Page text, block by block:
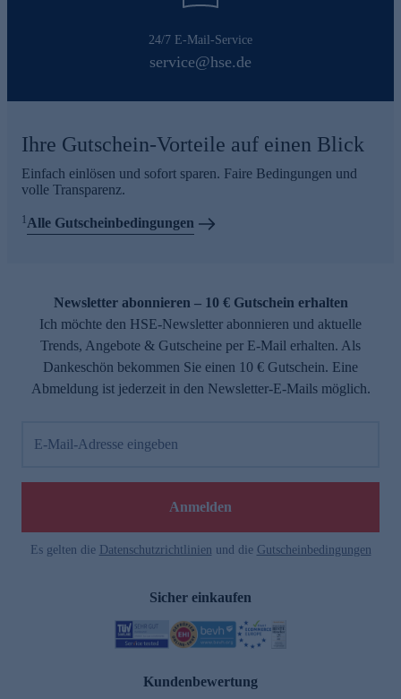
24/7 E-Mail-Service
service@hse.de
Ihre Gutschein-Vorteile auf einen Blick
Einfach einlösen und sofort sparen. Faire Bedingungen und
volle Transparenz.
1Alle Gutscheinbedingungen
Newsletter abonnieren – 10 € Gutschein erhalten
Ich möchte den HSE-Newsletter abonnieren und aktuelle
Trends, Angebote & Gutscheine per E-Mail erhalten. Als
Dankeschön bekommen Sie einen 10 € Gutschein. Eine
Abmeldung ist jederzeit in den Newsletter-E-Mails möglich.
E-Mail-Adresse eingeben
Anmelden
Es gelten die Datenschutzrichtlinien und die Gutscheinbedingungen
Sicher einkaufen
Kundenbewertung